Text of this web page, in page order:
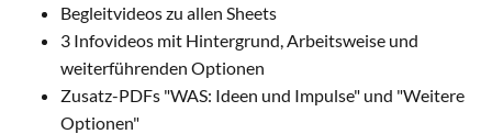
Begleitvideos zu allen Sheets
3 Infovideos mit Hintergrund, Arbeitsweise und
weiterführenden Optionen
Zusatz-PDFs "WAS: Ideen und Impulse" und "Weitere
Optionen"